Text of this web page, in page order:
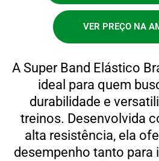
VER PREÇO NA
A Super Band Elástico
ideal para quem
durabilidade e
treinos. Desenvolvida
alta resistência, ela
desempenho tanto para